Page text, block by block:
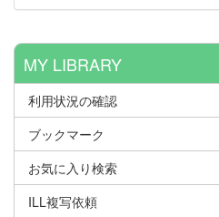
MY LIBRARY
利用状況の確認
ブックマーク
お気に入り検索
ILL複写依頼